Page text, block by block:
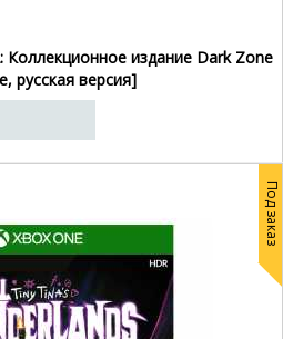
Коллекционное издание Dark Zone
русская версия]
Под заказ